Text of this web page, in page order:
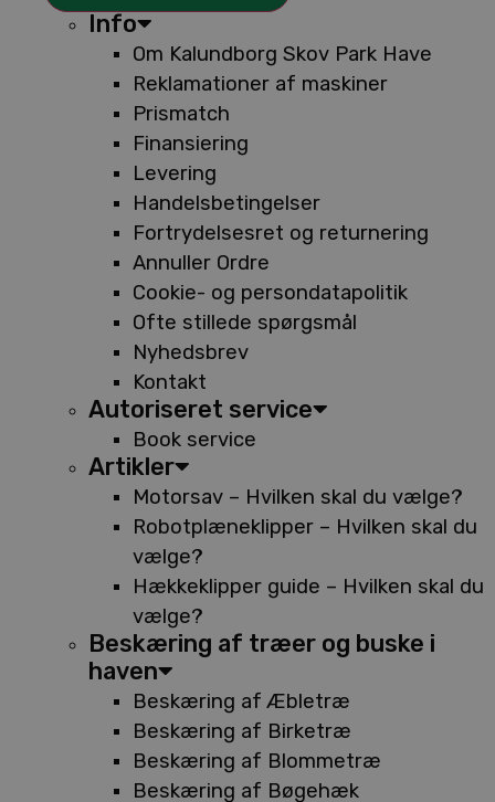
Info
Om Kalundborg Skov Park Have
Reklamationer af maskiner
Prismatch
Finansiering
Levering
Handelsbetingelser
Fortrydelsesret og returnering
Annuller Ordre
Cookie- og persondatapolitik
Ofte stillede spørgsmål
Nyhedsbrev
Kontakt
Autoriseret service
Book service
Artikler
Motorsav – Hvilken skal du vælge?
Robotplæneklipper – Hvilken skal du
vælge?
Hækkeklipper guide – Hvilken skal du
vælge?
Beskæring af træer og buske i
haven
Beskæring af Æbletræ
Beskæring af Birketræ
Beskæring af Blommetræ
Beskæring af Bøgehæk